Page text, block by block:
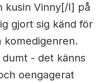
kusin Vinny[/I] på
gjort sig känd för
komedigenren.
- det känns
oengagerat